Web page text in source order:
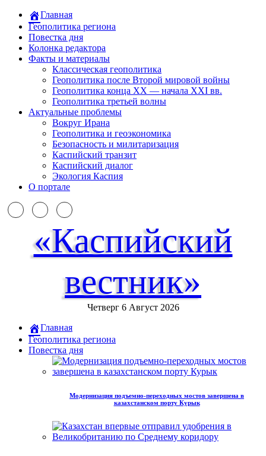
Главная
Геополитика региона
Повестка дня
Колонка редактора
Факты и материалы
Классическая геополитика
Геополитика после Второй мировой войны
Геополитика конца XX — начала XXI вв.
Геополитика третьей волны
Актуальные проблемы
Вокруг Ирана
Геополитика и геоэкономика
Безопасность и милитаризация
Каспийский транзит
Каспийский диалог
Экология Каспия
О портале
«Каспийский
вестник»
Четверг 6 Август 2026
Главная
Геополитика региона
Повестка дня
Модернизация подъемно-переходных мостов завершена в
казахстанском порту Курык